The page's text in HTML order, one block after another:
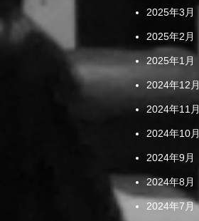
2025年3月
2025年2月
2025年1月
2024年12月
2024年11月
2024年10月
2024年9月
2024年8月
2024年7月